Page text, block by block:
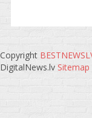
Copyright
DigitalNews.lv Sitemap